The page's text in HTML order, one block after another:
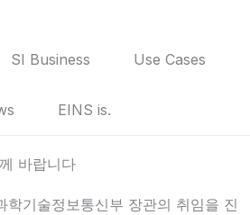
SI Business Use Cases
EINS is.
바랍니다
학기술정보통신부 장관의 취임을 진